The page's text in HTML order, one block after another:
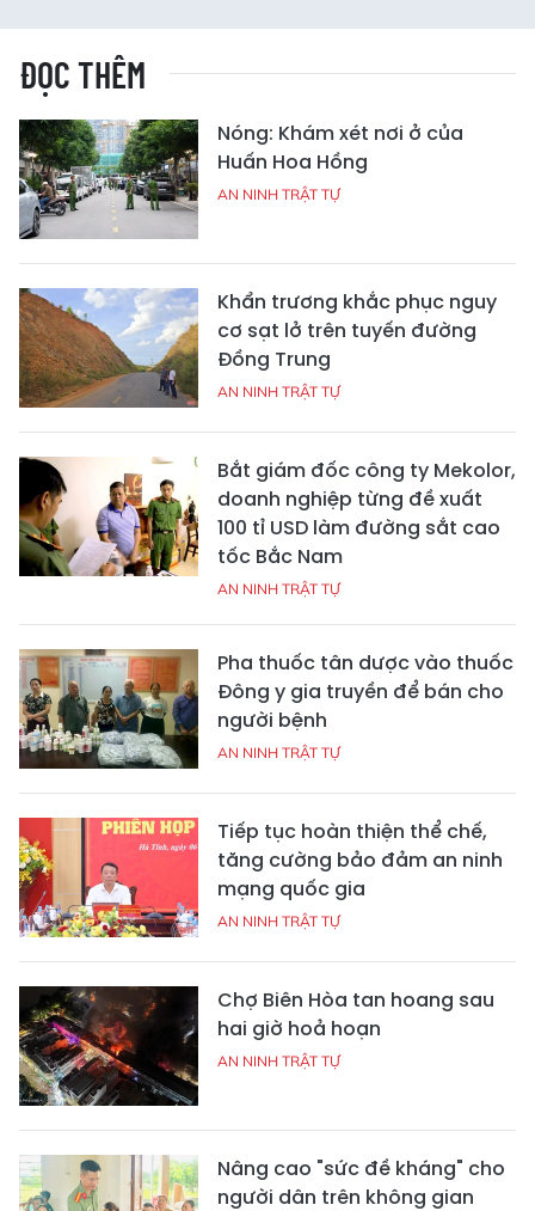
ĐỌC THÊM
Nóng: Khám xét nơi ở của
Huấn Hoa Hồng
AN NINH TRẬT TỰ
Khẩn trương khắc phục nguy
cơ sạt lở trên tuyến đường
Đồng Trung
AN NINH TRẬT TỰ
Bắt giám đốc công ty Mekolor,
doanh nghiệp từng đề xuất
100 tỉ USD làm đường sắt cao
tốc Bắc Nam
AN NINH TRẬT TỰ
Pha thuốc tân dược vào thuốc
Đông y gia truyền để bán cho
người bệnh
AN NINH TRẬT TỰ
Tiếp tục hoàn thiện thể chế,
tăng cường bảo đảm an ninh
mạng quốc gia
AN NINH TRẬT TỰ
Chợ Biên Hòa tan hoang sau
hai giờ hoả hoạn
AN NINH TRẬT TỰ
Nâng cao "sức đề kháng" cho
người dân trên không gian